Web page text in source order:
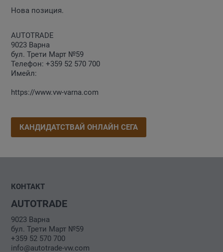
Нова позиция.
AUTOTRADE
9023 Варна
бул. Трети Март №59
Телефон:+359 52 570 700
Имейл:
https://www.vw-varna.com
КАНДИДАТСТВАЙ ОНЛАЙН СЕГА
КОНТАКТ
AUTOTRADE
9023 Варна
бул. Трети Март №59
+359 52 570 700
info@autotrade-vw.com